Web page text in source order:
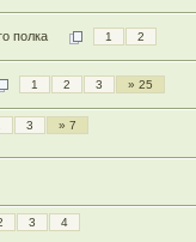
полка 1 2
1 2 3 » 25
3 » 7
3 4